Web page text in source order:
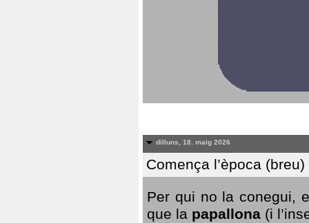
dilluns, 18. maig 2026
Comença l’època
Per qui no la conegui,
que la papallona (i